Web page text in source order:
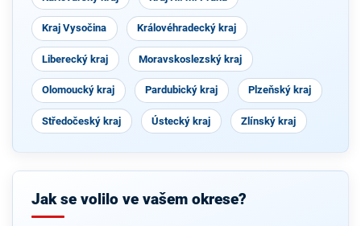
Kraj Vysočina Královéhradecký kraj
Liberecký kraj Moravskoslezský kraj
Olomoucký kraj Pardubický kraj Plzeňský kraj
Středočeský kraj Ústecký kraj Zlínský kraj
Jak se volilo ve vašem okrese?